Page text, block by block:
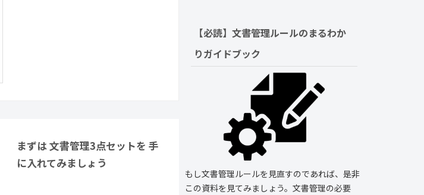
まずは 文書管理3点セットを 手
に入れてみましょう
【必読】文書管理ルールのまるわか
りガイドブック
もし文書管理ルールを見直すのであれば、是非
この資料を見てみましょう。文書管理の必要